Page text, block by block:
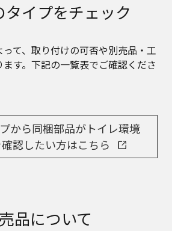
タイプをチェック​
て、取り付けの可否や別売品・工
す。下記の一覧表でご確認くださ
から同梱部品がトイレ環境
認したい方はこちら
品について